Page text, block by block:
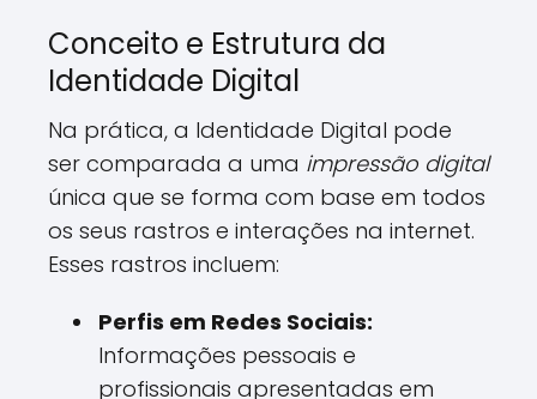
Conceito e Estrutura da
Identidade Digital
Na prática, a Identidade Digital pode
ser comparada a uma impressão digital
única que se forma com base em todos
os seus rastros e interações na internet.
Esses rastros incluem:
Perfis em Redes Sociais:
Informações pessoais e
profissionais apresentadas em